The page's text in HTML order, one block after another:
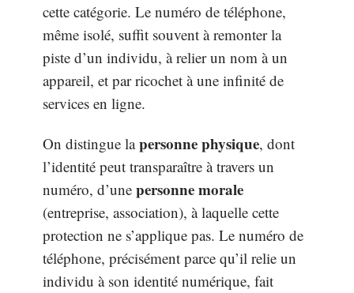
cette catégorie. Le numéro de téléphone,
même isolé, suffit souvent à remonter la
piste d’un individu, à relier un nom à un
appareil, et par ricochet à une infinité de
services en ligne.
On distingue lapersonne physique, dont
l’identité peut transparaître à travers un
numéro, d’une personne morale
(entreprise, association), à laquelle cette
protection ne s’applique pas. Le numéro de
téléphone, précisément parce qu’il relie un
individu à son identité numérique, fait